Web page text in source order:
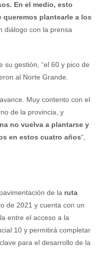
En el medio, esto
plantearle a los
diálogo con la prensa
su gestión, “el 60 y pico de
al Norte Grande.
Muy contento con el
de la provincia, y
no vuelva a plantarse y
en estos cuatro años“,
de la ruta
de 2021 y cuenta con un
entre el acceso a la
10 y permitirá completar
para el desarrollo de la